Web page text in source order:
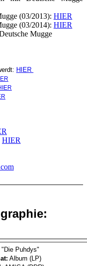
(03/2013): HIER
(03/2014): HIER
Mugge
HIER
HIER
"Die Puhdys"
Album (LP)